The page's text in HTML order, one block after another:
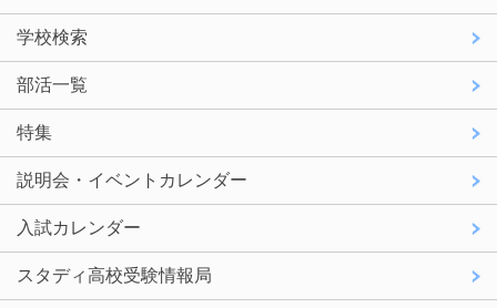
学校検索
部活一覧
特集
説明会・イベントカレンダー
入試カレンダー
スタディ高校受験情報局